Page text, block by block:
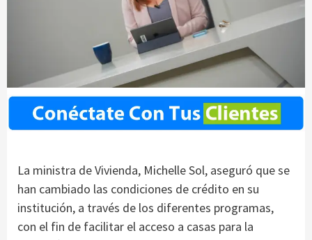
La ministra de Vivienda, Michelle Sol, aseguró que se
han cambiado las condiciones de crédito en su
institución, a través de los diferentes programas,
con el fin de facilitar el acceso a casas para la